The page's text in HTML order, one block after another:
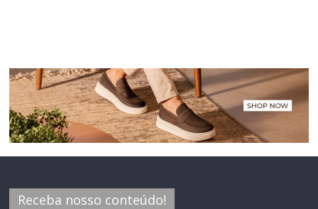
Receba nosso conteúdo!